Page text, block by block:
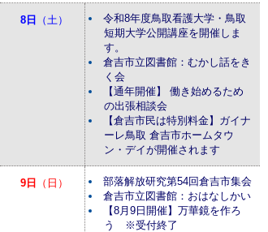
8日 （土）
令和8年度鳥取看護大学・鳥取
短期大学公開講座を開催しま
す。
倉吉市立図書館：むかし話をき
く会
【通年開催】 働き始めるため
の出張相談会
【倉吉市民は特別料金】ガイナ
ーレ鳥取 倉吉市ホームタウ
ン・デイが開催されます
9日 （日）
部落解放研究第54回倉吉市集会
倉吉市立図書館：おはなしかい
【8月9日開催】万華鏡を作ろ
う ※受付終了